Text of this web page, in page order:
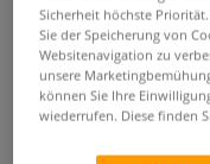
MAIMERI
Sicherheit höchste
Sie der Speicherung von
Websitenavigation zu
unsere
können Sie Ihre
wiederrufen. Diese finden